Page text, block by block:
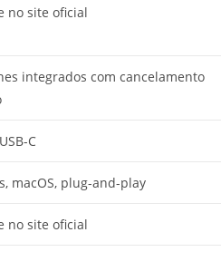
no site oficial
integrados com cancelamento
C
macOS, plug-and-play
no site oficial